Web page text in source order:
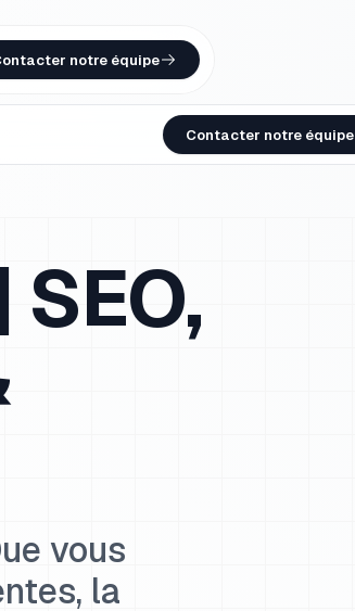
notre équipe
Contacter notre équipe
vous
la